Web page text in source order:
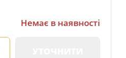
Немає в наявності